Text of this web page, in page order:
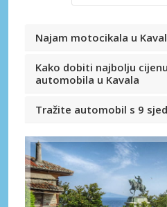
Najam motocikala u
Kako dobiti najbolju
automobila u Kavala
Tražite automobil s 9